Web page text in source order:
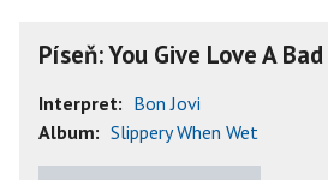
Píseň: You Give Love A
Interpret: Bon Jovi
Album: Slippery When Wet